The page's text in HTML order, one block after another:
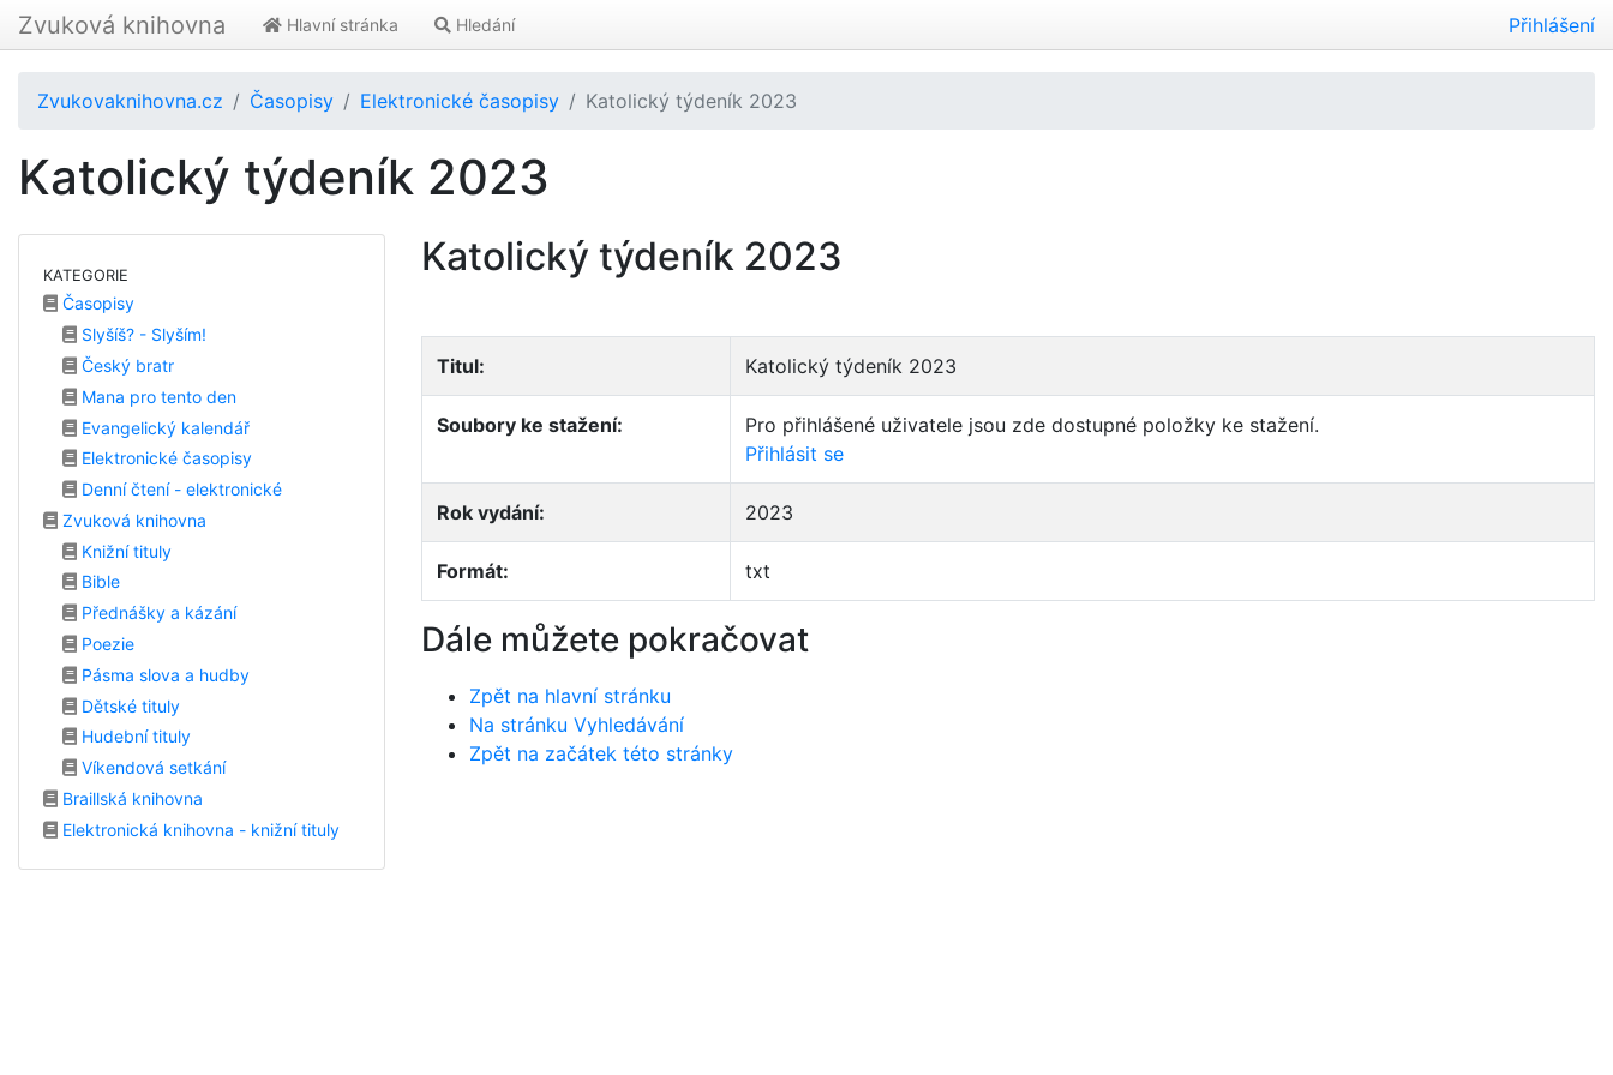
Zvuková knihovna Hlavní stránka Hledání Přihlášení
Zvukovaknihovna.cz Časopisy Elektronické časopisy Katolický týdeník 2023
Katolický týdeník 2023
KATEGORIE
Časopisy
Slyšíš? - Slyším!
Český bratr
Mana pro tento den
Evangelický kalendář
Elektronické časopisy
Denní čtení - elektronické
Zvuková knihovna
Knižní tituly
Bible
Přednášky a kázání
Poezie
Pásma slova a hudby
Dětské tituly
Hudební tituly
Víkendová setkání
Braillská knihovna
Elektronická knihovna - knižní tituly
Katolický týdeník 2023
Titul: Katolický týdeník 2023
Soubory ke stažení:
Pro přihlášené uživatele jsou zde dostupné položky ke stažení.
Přihlásit se
Rok vydání: 2023
Formát: txt
Dále můžete pokračovat
Zpět na hlavní stránku
Na stránku Vyhledávání
Zpět na začátek této stránky